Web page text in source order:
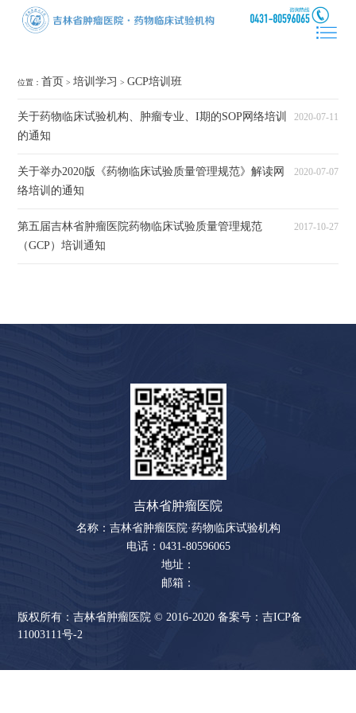
位置： 首页 >培训学习 >GCP培训班
关于药物临床试验机构、肿瘤专业、I期的SOP网络培训
的通知
2020-07-11
关于举办2020版《药物临床试验质量管理规范》解读网
络培训的通知
2020-07-07
第五届吉林省肿瘤医院药物临床试验质量管理规范
（GCP）培训通知
2017-10-27
吉林省肿瘤医院
名称：吉林省肿瘤医院·药物临床试验机构
电话：0431-80596065
地址：
邮箱：
版权所有：吉林省肿瘤医院 © 2016-2020 备案号：吉ICP备
11003111号-2